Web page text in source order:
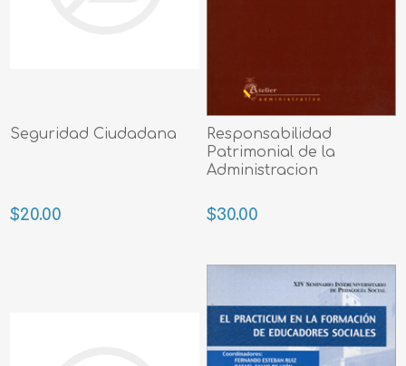
Seguridad Ciudadana
$20.00
Responsabilidad
Patrimonial de la
Administracion
$30.00